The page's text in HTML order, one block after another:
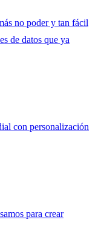
no poder y tan fácil
de datos que ya
con personalización
para crear